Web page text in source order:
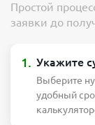
Простой
заявки до
1. Укажите
Выберите
удобный